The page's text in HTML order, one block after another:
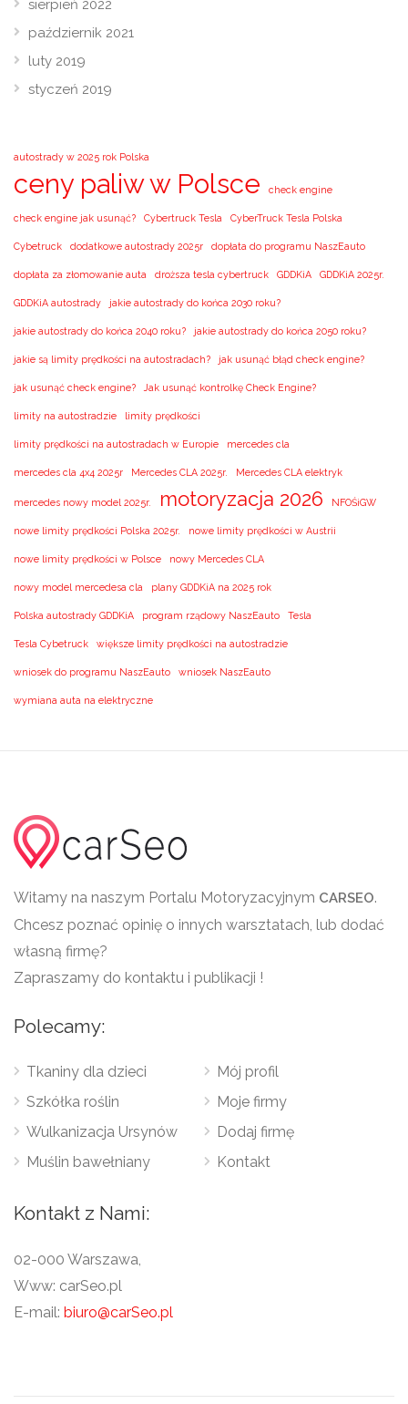
sierpień 2022
październik 2021
luty 2019
styczeń 2019
autostrady w 2025 rok Polska
ceny paliw w Polsce check engine
check engine jak usunąć? Cybertruck Tesla CyberTruck Tesla Polska
Cybetruck dodatkowe autostrady 2025r dopłata do programu NaszEauto
dopłata za złomowanie auta droższa tesla cybertruck GDDKiA GDDKiA 2025r.
GDDKiA autostrady jakie autostrady do końca 2030 roku?
jakie autostrady do końca 2040 roku? jakie autostrady do końca 2050 roku?
jakie są limity prędkości na autostradach? jak usunąć błąd check engine?
jak usunąć check engine? Jak usunąć kontrolkę Check Engine?
limity na autostradzie limity prędkości
limity prędkości na autostradach w Europie mercedes cla
mercedes cla 4x4 2025r Mercedes CLA 2025r. Mercedes CLA elektryk
mercedes nowy model 2025r. motoryzacja 2026 NFOŚiGW
nowe limity prędkości Polska 2025r. nowe limity prędkości w Austrii
nowe limity prędkości w Polsce nowy Mercedes CLA
nowy model mercedesa cla plany GDDKiA na 2025 rok
Polska autostrady GDDKiA program rządowy NaszEauto Tesla
Tesla Cybetruck większe limity prędkości na autostradzie
wniosek do programu NaszEauto wniosek NaszEauto
wymiana auta na elektryczne
Witamy na naszym Portalu Motoryzacyjnym CARSEO.
Chcesz poznać opinię o innych warsztatach, lub dodać
własną firmę?
Zapraszamy do kontaktu i publikacji !
Polecamy:
Tkaniny dla dzieci
Szkółka roślin
Wulkanizacja Ursynów
Muślin bawełniany
Mój profil
Moje firmy
Dodaj firmę
Kontakt
Kontakt z Nami:
02-000 Warszawa,
Www: carSeo.pl
E-mail: biuro@carSeo.pl